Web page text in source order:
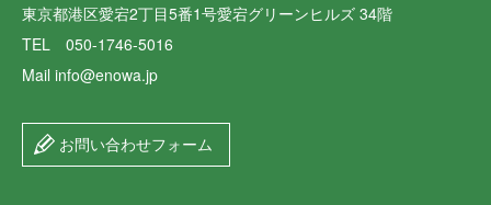
東京都港区愛宕2丁目5番1号愛宕グリーンヒルズ 34階
TEL 050-1746-5016
Mail info@enowa.jp
お問い合わせフォーム